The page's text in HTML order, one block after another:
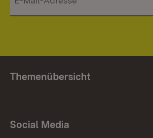
Themenübersicht
Social Media